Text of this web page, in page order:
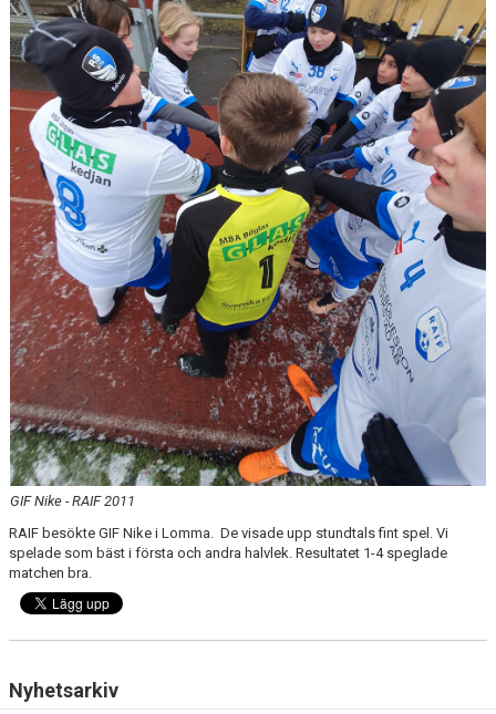
GIF Nike - RAIF 2011
RAIF besökte GIF Nike i Lomma. De visade upp stundtals fint spel. Vi
spelade som bäst i första och andra halvlek. Resultatet 1-4 speglade
matchen bra.
Nyhetsarkiv